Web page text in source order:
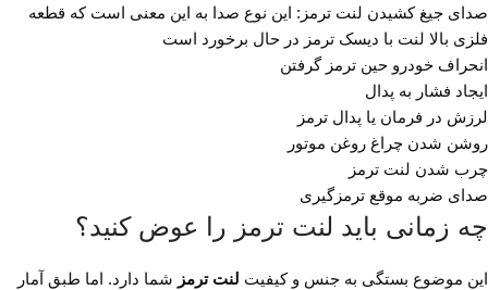
صدای جیغ کشیدن لنت ترمز: این نوع صدا به این معنی است که قطعه
فلزی بالا لنت با دیسک ترمز در حال برخورد است
انحراف خودرو حین ترمز گرفتن
ایجاد فشار به پدال
لرزش در فرمان یا پدال ترمز
روشن شدن چراغ روغن موتور
چرب شدن لنت ترمز
صدای ضربه موقع ترمزگیری
چه زمانی باید لنت ترمز را عوض کنید؟
این موضوع بستگی به جنس و کیفیت لنت ترمز شما دارد. اما طبق آمار